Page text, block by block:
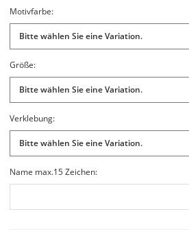
Motivfarbe:
Bitte wählen Sie eine Variation.
Größe:
Bitte wählen Sie eine Variation.
Verklebung:
Bitte wählen Sie eine Variation.
Name max.15 Zeichen: